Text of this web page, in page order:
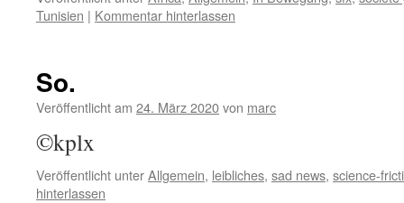
Tunisien | Kommentar hinterlassen
So.
Veröffentlicht am 24. März 2020von marc
©kplx
Veröffentlicht unterAllgemein, leibliches, sad news, science-
hinterlassen